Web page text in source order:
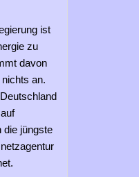
ist
zu
davon
an.
die jüngste